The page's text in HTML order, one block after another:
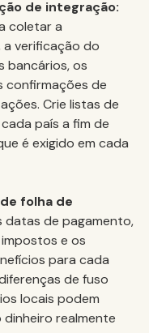
de integração:
coletar a
verificação do
bancários, os
confirmações de
Crie listas de
país a fim de
é exigido em cada
folha de
datas de pagamento,
e os
para cada
de fuso
locais podem
realmente